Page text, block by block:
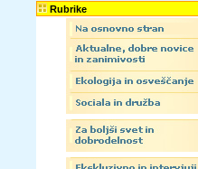
Rubrike